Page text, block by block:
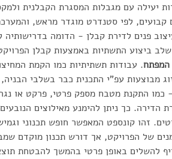
יעילה עם מגבלות המסגרת הקבלנית
קבועים, לפי סטנדרט מוגדר מראש,
פנים לדירת קבלן - הדומה
ביצוע התשתיות באמצעות קבלן
. עבודות תשתיתיות כמו הקמת
מבוצעות עפ"י התכנית כבר בשלבי
- כמו התקנת מטבח מספק פרטי, פרקט או
הדירה. כך ניתן להימנע מאילוצים
זהו קונספט המאפשר חופש תכנוני
של הפרויקט, אך דורש תכנון מוקדם
להשלים באופן פרטי בהמשך להבטחת